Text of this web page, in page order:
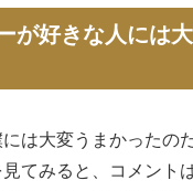
が好きな人には
は大変うまかったの
てみると、コメント